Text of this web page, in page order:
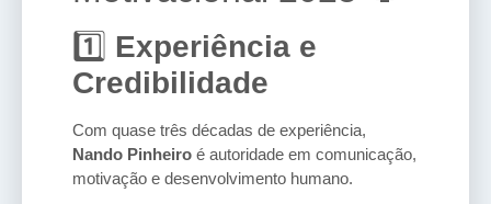
1️⃣ Experiência e
Credibilidade
Com quase três décadas de experiência,
Nando Pinheiro é autoridade em comunicação,
motivação e desenvolvimento humano.